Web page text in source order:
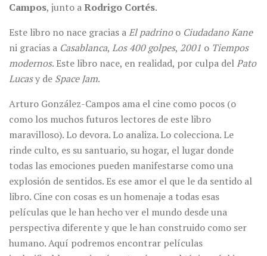
Campos, junto aRodrigo Cortés.
Este libro no nace gracias aEl padrinoo Ciudadano Kane
ni gracias a Casablanca, Los 400 golpes, 2001 o Tiempos
modernos. Este libro nace, en realidad, por culpa delPato
Lucasy de Space Jam.
Arturo González-Campos ama el cine como pocos (o
como los muchos futuros lectores de este libro
maravilloso). Lo devora. Lo analiza. Lo colecciona. Le
rinde culto, es su santuario, su hogar, el lugar donde
todas las emociones pueden manifestarse como una
explosión de sentidos. Es ese amor el que le da sentido al
libro. Cine con cosas es un homenaje a todas esas
películas que le han hecho ver el mundo desde una
perspectiva diferente y que le han construido como ser
humano. Aquí podremos encontrar películas